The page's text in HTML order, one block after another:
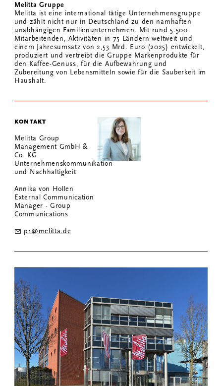
Melitta Gruppe
Melitta ist eine international tätige Unternehmensgruppe
und zählt nicht nur in Deutschland zu den namhaften
unabhängigen Familienunternehmen. Mit rund 5.500
Mitarbeitenden, Aktivitäten in 75 Ländern weltweit und
einem Jahresumsatz von 2,53 Mrd. Euro (2025) entwickelt,
produziert und vertreibt die Gruppe Markenprodukte für
den Kaffee-Genuss, für die Aufbewahrung und
Zubereitung von Lebensmitteln sowie für die Sauberkeit im
Haushalt.
KONTAKT
Melitta Group
Management GmbH &
Co. KG
Unternehmenskommunikation
und Nachhaltigkeit
Annika von Hollen
External Communication
Manager - Group
Communications
pr@melitta.de